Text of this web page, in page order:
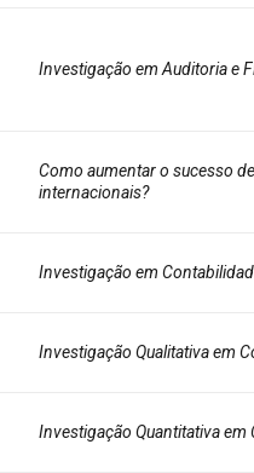
Investigação em Auditoria e
Como aumentar o sucesso
internacionais?
Investigação em
Investigação Qualitativa em
Investigação Quantitativa em